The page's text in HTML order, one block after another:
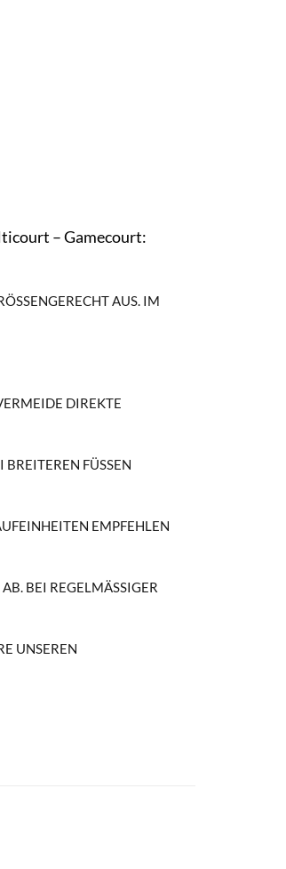
– Gamecourt:
AUS. IM ZW
DIREKTE S
FÜSSEN EM
EMPFEHLEN
BEI REGELMÄSSIGER N
UNSEREN